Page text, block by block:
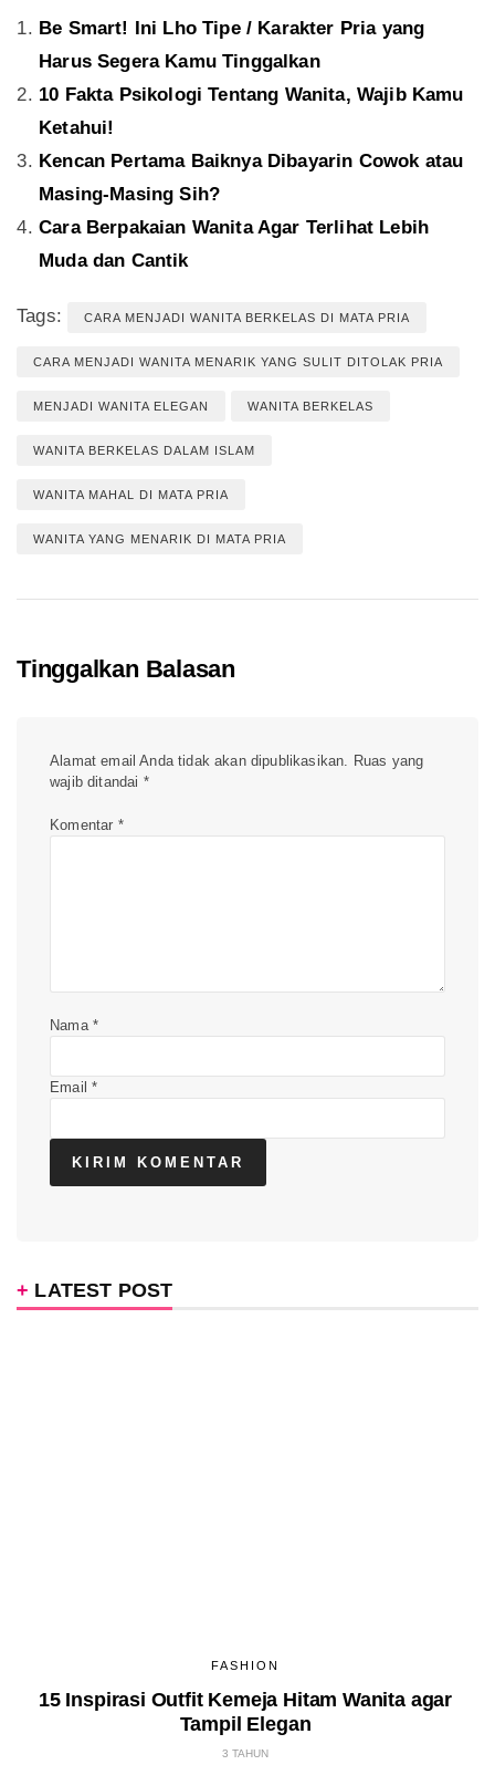
Be Smart! Ini Lho Tipe / Karakter Pria yang
Harus Segera Kamu Tinggalkan
10 Fakta Psikologi Tentang Wanita, Wajib Kamu
Ketahui!
Kencan Pertama Baiknya Dibayarin Cowok atau
Masing-Masing Sih?
Cara Berpakaian Wanita Agar Terlihat Lebih
Muda dan Cantik
Tags: CARA MENJADI WANITA BERKELAS DI MATA PRIA
CARA MENJADI WANITA MENARIK YANG SULIT DITOLAK PRIA
MENJADI WANITA ELEGAN WANITA BERKELAS
WANITA BERKELAS DALAM ISLAM
WANITA MAHAL DI MATA PRIA
WANITA YANG MENARIK DI MATA PRIA
Tinggalkan Balasan
Alamat email Anda tidak akan dipublikasikan. Ruas yang
wajib ditandai *
Komentar *
Nama *
Email*
LATEST POST
FASHION
15 Inspirasi Outfit Kemeja Hitam Wanita agar
Tampil Elegan
3 TAHUN